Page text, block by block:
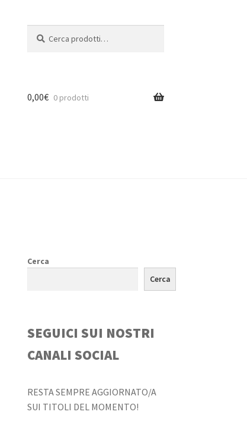
0,00€ 0 prodotti
Cerca
Cerca
SEGUICI SUI NOSTRI
CANALI SOCIAL
RESTA SEMPRE AGGIORNATO/A
SUI TITOLI DEL MOMENTO!